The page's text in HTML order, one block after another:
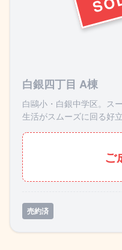
白銀四丁目 A棟
白鷗小・白銀中学区。ス
生活がスムーズに回る好立
ご
売約済